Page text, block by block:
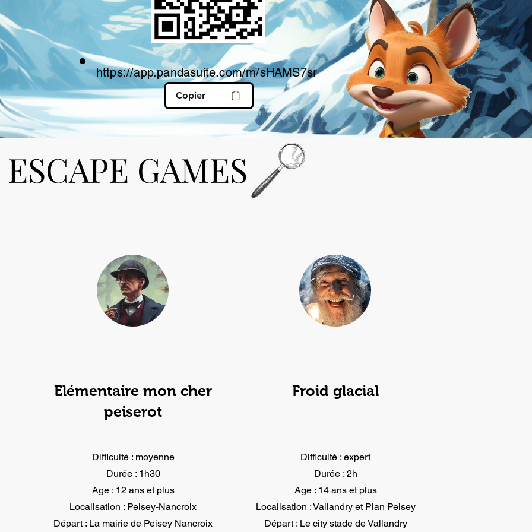
https://app.pandasuite.com/m/sHAMS7sr
Copier
GAMES
Elémentaire mon cher
peiserot
Difficulté : moyenne
Durée : 1h30
Age : 12 ans et plus
Localisation : Peisey-Nancroix
Départ : La mairie de Peisey Nancroix
Froid glacial
Difficulté : expert
Durée : 2h
Age : 14 ans et plus
Localisation : Vallandry et Plan Peisey
Départ : Le city stade de Vallandry